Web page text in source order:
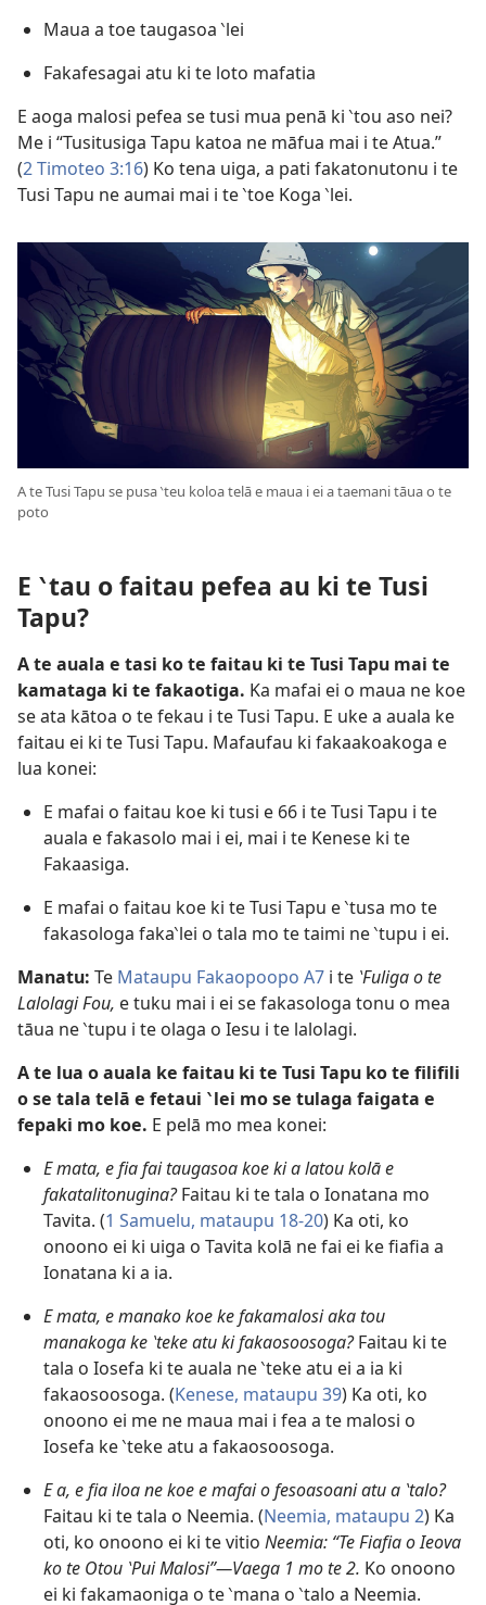
Maua a toe taugasoa ‵lei
Fakafesagai atu ki te loto mafatia
E aoga malosi pefea se tusi mua penā ki ‵tou aso nei?
Me i “Tusitusiga Tapu katoa ne māfua mai i te Atua.”
(2 Timoteo 3:​16) Ko tena uiga, a pati fakatonutonu i te
Tusi Tapu ne aumai mai i te ‵toe Koga ‵lei.
A te Tusi Tapu se pusa ‵teu koloa telā e maua i ei a taemani tāua o te
poto
E ‵tau o faitau pefea au ki te Tusi
Tapu?
A te auala e tasi ko te faitau ki te Tusi Tapu mai te
kamataga ki te fakaotiga. Ka mafai ei o maua ne koe
se ata kātoa o te fekau i te Tusi Tapu. E uke a auala ke
faitau ei ki te Tusi Tapu. Mafaufau ki fakaakoakoga e
lua konei:
E mafai o faitau koe ki tusi e 66 i te Tusi Tapu i te
auala e fakasolo mai i ei, mai i te Kenese ki te
Fakaasiga.
E mafai o faitau koe ki te Tusi Tapu e ‵tusa mo te
fakasologa faka‵lei o tala mo te taimi ne ‵tupu i ei.
Manatu: Te Mataupu Fakaopoopo A7 i te ‵Fuliga o te
Lalolagi Fou, e tuku mai i ei se fakasologa tonu o mea
tāua ne ‵tupu i te olaga o Iesu i te lalolagi.
A te lua o auala ke faitau ki te Tusi Tapu ko te filifili
o se tala telā e fetaui ‵lei mo se tulaga faigata e
fepaki mo koe. E pelā mo mea konei:
E mata, e fia fai taugasoa koe ki a latou kolā e
fakatalitonugina?Faitau ki te tala o Ionatana mo
Tavita. (1 Samuelu, mataupu 18-​20) Ka oti, ko
onoono ei ki uiga o Tavita kolā ne fai ei ke fiafia a
Ionatana ki a ia.
E mata, e manako koe ke fakamalosi aka tou
manakoga ke ‵teke atu ki fakaosoosoga?Faitau ki te
tala o Iosefa ki te auala ne ‵teke atu ei a ia ki
fakaosoosoga. (Kenese, mataupu 39) Ka oti, ko
onoono ei me ne maua mai i fea a te malosi o
Iosefa ke ‵teke atu a fakaosoosoga.
E a, e fia iloa ne koe e mafai o fesoasoani atu a ‵talo?
Faitau ki te tala o Neemia. (Neemia, mataupu 2) Ka
oti, ko onoono ei ki te vitio Neemia: “Te Fiafia o Ieova
ko te Otou ‵Pui Malosi”—Vaega 1 mo te 2. Ko onoono
ei ki fakamaoniga o te ‵mana o ‵talo a Neemia.